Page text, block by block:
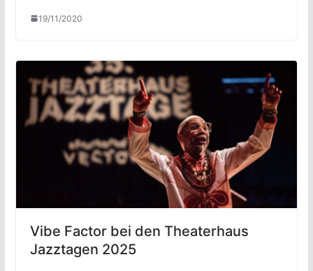
19/11/2020
Vibe Factor bei den Theaterhaus
Jazztagen 2025